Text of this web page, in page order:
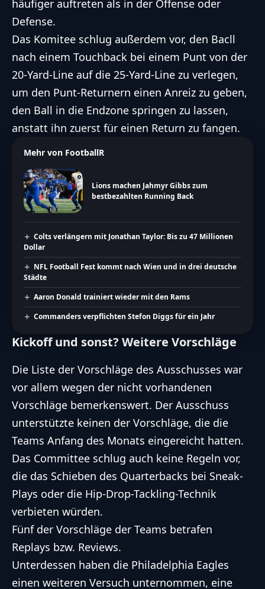
häufiger auftreten als in der Offense oder
Defense.
Das Komitee schlug außerdem vor, den Bacll
nach einem Touchback bei einem Punt von der
20-Yard-Line auf die 25-Yard-Line zu verlegen,
um den Punt-Returnern einen Anreiz zu geben,
den Ball in die Endzone springen zu lassen,
anstatt ihn zuerst für einen Return zu fangen.
Mehr von FootballR
Lions machen Jahmyr Gibbs zum
bestbezahlten Running Back
Colts verlängern mit Jonathan Taylor: Bis zu 47 Millionen
Dollar
NFL Football Fest kommt nach Wien und in drei deutsche
Städte
Aaron Donald trainiert wieder mit den Rams
Commanders verpflichten Stefon Diggs für ein Jahr
Kickoff und sonst? Weitere Vorschläge
Die Liste der Vorschläge des Ausschusses war
vor allem wegen der nicht vorhandenen
Vorschläge bemerkenswert. Der Ausschuss
unterstützte keinen der Vorschläge, die die
Teams Anfang des Monats eingereicht hatten.
Das Committee schlug auch keine Regeln vor,
die das Schieben des Quarterbacks bei Sneak-
Plays oder die Hip-Drop-Tackling-Technik
verbieten würden.
Fünf der Vorschläge der Teams betrafen
Replays bzw. Reviews.
Unterdessen haben die Philadelphia Eagles
einen weiteren Versuch unternommen, eine